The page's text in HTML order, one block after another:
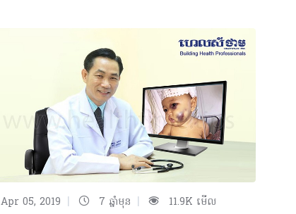
Apr 05, 2019 | 7 ឆ្នាំមុន | 11.9K មើល